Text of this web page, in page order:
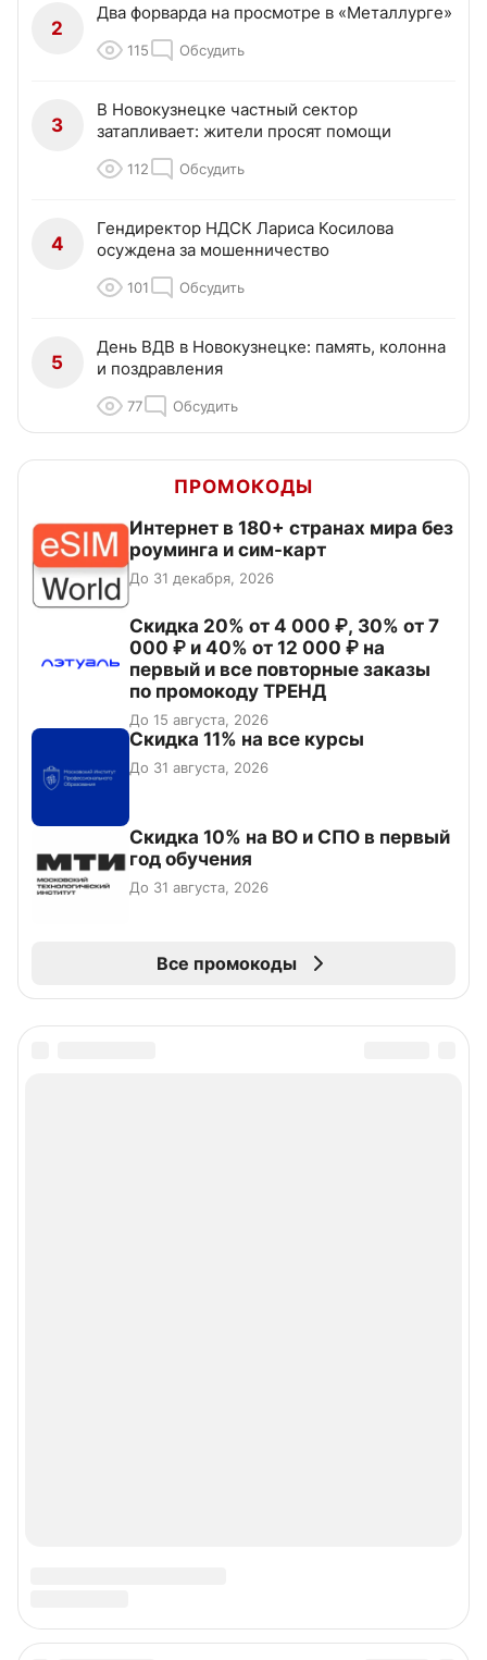
2
Два форварда на просмотре в «Металлурге»
115 Обсудить
3
В Новокузнецке частный сектор
затапливает: жители просят помощи
112 Обсудить
4
Гендиректор НДСК Лариса Косилова
осуждена за мошенничество
101 Обсудить
5
День ВДВ в Новокузнецке: память, колонна
и поздравления
77 Обсудить
ПРОМОКОДЫ
Интернет в 180+ странах мира без
роуминга и сим-карт
До 31 декабря, 2026
Скидка 20% от 4 000 ₽, 30% от 7
000 ₽ и 40% от 12 000 ₽ на
первый и все повторные заказы
по промокоду ТРЕНД
До 15 августа, 2026
Скидка 11% на все курсы
До 31 августа, 2026
Скидка 10% на ВО и СПО в первый
год обучения
До 31 августа, 2026
Все промокоды